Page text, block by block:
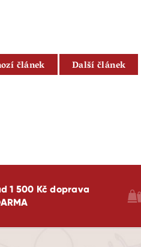
článek Další článek
1 500 Kč doprava